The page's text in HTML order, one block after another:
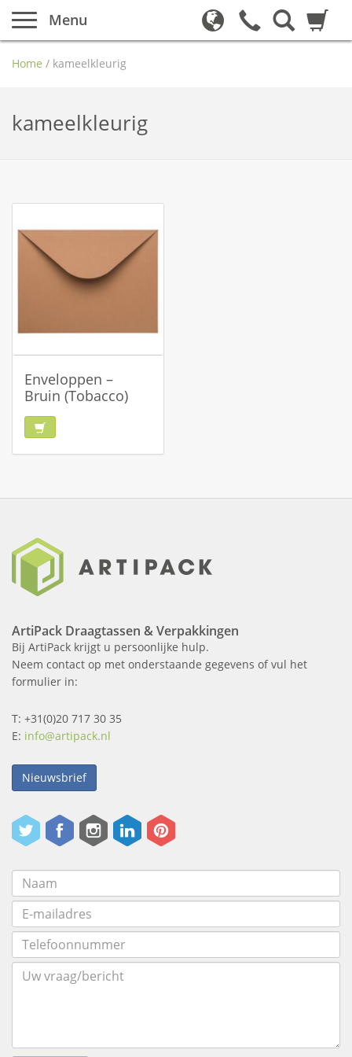
Menu
Home / kameelkleurig
kameelkleurig
Enveloppen –
Bruin (Tobacco)
ArtiPack Draagtassen & Verpakkingen
Bij ArtiPack krijgt u persoonlijke hulp.
Neem contact op met onderstaande gegevens of vul het
formulier in:
T: +31(0)20 717 30 35
E: info@artipack.nl
Nieuwsbrief